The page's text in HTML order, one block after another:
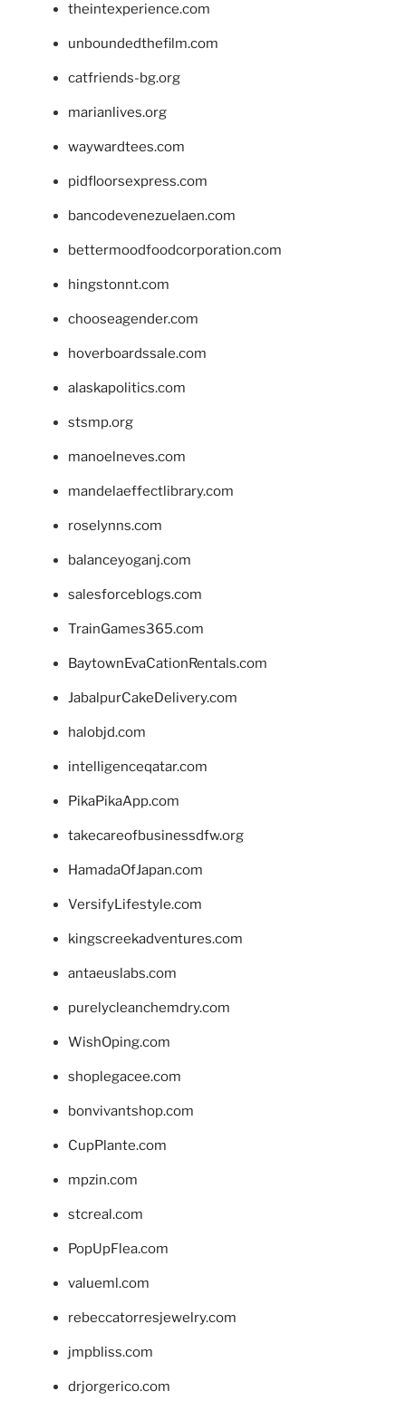
theintexperience.com
unboundedthefilm.com
catfriends-bg.org
marianlives.org
waywardtees.com
pidfloorsexpress.com
bancodevenezuelaen.com
bettermoodfoodcorporation.com
hingstonnt.com
chooseagender.com
hoverboardssale.com
alaskapolitics.com
stsmp.org
manoelneves.com
mandelaeffectlibrary.com
roselynns.com
balanceyoganj.com
salesforceblogs.com
TrainGames365.com
BaytownEvaCationRentals.com
JabalpurCakeDelivery.com
halobjd.com
intelligenceqatar.com
PikaPikaApp.com
takecareofbusinessdfw.org
HamadaOfJapan.com
VersifyLifestyle.com
kingscreekadventures.com
antaeuslabs.com
purelycleanchemdry.com
WishOping.com
shoplegacee.com
bonvivantshop.com
CupPlante.com
mpzin.com
stcreal.com
PopUpFlea.com
valueml.com
rebeccatorresjewelry.com
jmpbliss.com
drjorgerico.com